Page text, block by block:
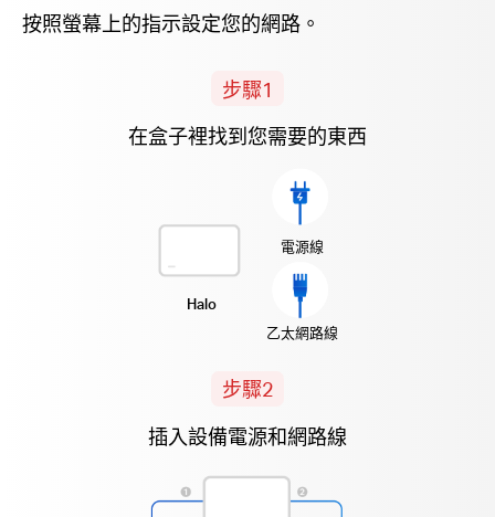
按照螢幕上的指示設定您的網路。
步驟1
在盒子裡找到您需要的東西
Halo
電源線
乙太網路線
步驟2
插入設備電源和網路線